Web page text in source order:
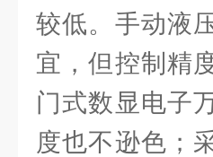
较低。手动液
宜，但控制精
门式数显电子
度也不逊色；